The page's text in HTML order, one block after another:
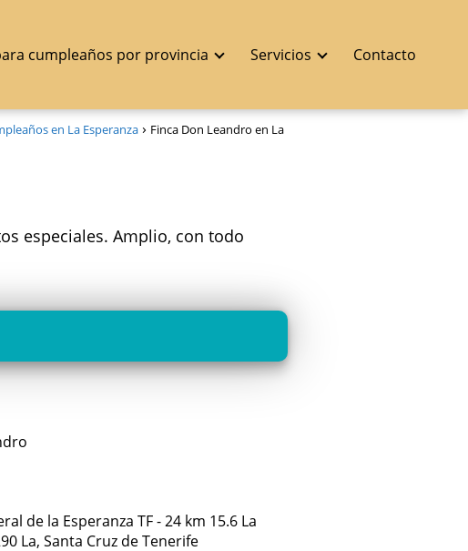
cumpleaños por provincia Servicios Contacto
en La Esperanza
Finca Don Leandro en La
especiales. Amplio, con todo
de la Esperanza TF - 24 km 15.6 La
La, Santa Cruz de Tenerife